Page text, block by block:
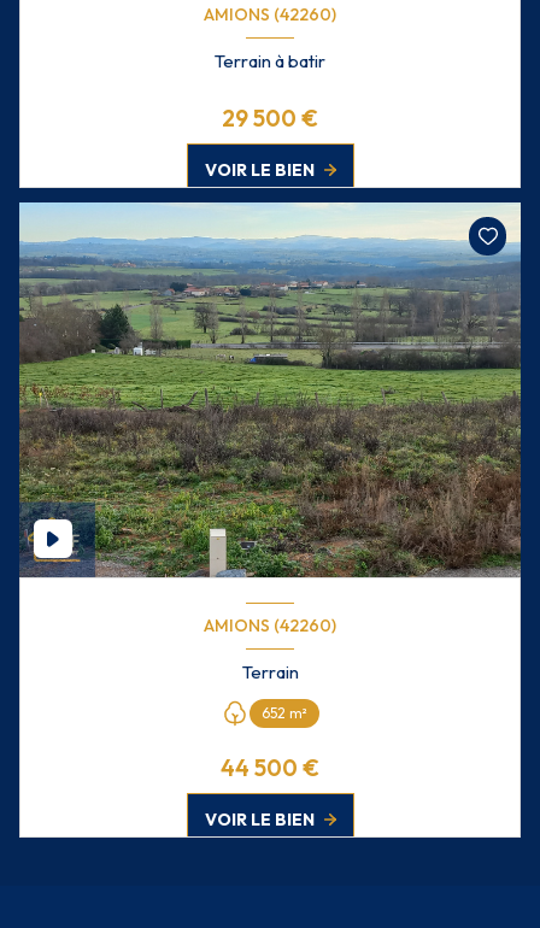
AMIONS (42260)
Terrain à batir
29 500 €
VOIR LE BIEN
AMIONS (42260)
Terrain
652 m²
44 500 €
VOIR LE BIEN